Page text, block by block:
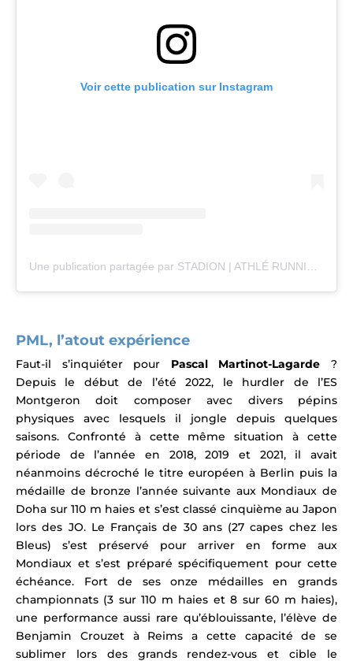
Voir cette publication sur Instagram
PML, l’atout expérience
Faut-il s’inquiéter pour Pascal Martinot-Lagarde ?
Depuis le début de l’été 2022, le hurdler de l’ES
Montgeron doit composer avec divers pépins
physiques avec lesquels il jongle depuis quelques
saisons. Confronté à cette même situation à cette
période de l’année en 2018, 2019 et 2021, il avait
néanmoins décroché le titre européen à Berlin puis la
médaille de bronze l’année suivante aux Mondiaux de
Doha sur 110 m haies et s’est classé cinquième au Japon
lors des JO. Le Français de 30 ans (27 capes chez les
Bleus) s’est préservé pour arriver en forme aux
Mondiaux et s’est préparé spécifiquement pour cette
échéance. Fort de ses onze médailles en grands
championnats (3 sur 110 m haies et 8 sur 60 m haies),
une performance aussi rare qu’éblouissante, l’élève de
Benjamin Crouzet à Reims a cette capacité de se
sublimer lors des grands rendez-vous et cible le